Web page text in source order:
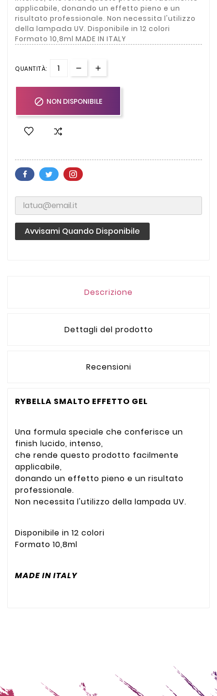
applicabile, donando un effetto pieno e un
risultato professionale. Non necessita l'utilizzo
della lampada UV. Disponibile in 12 colori
Formato 10,8ml MADE IN ITALY
QUANTITÀ:
 NON DISPONIBILE
Avvisami Quando Disponibile
Descrizione
Dettagli del prodotto
Recensioni
RYBELLA SMALTO EFFETTO GEL
Una formula speciale che conferisce un
finish lucido, intenso,
che rende questo prodotto facilmente
applicabile,
donando un effetto pieno e un risultato
professionale.
Non necessita l'utilizzo della lampada UV.
Disponibile in 12 colori
Formato 10,8ml
MADE IN ITALY